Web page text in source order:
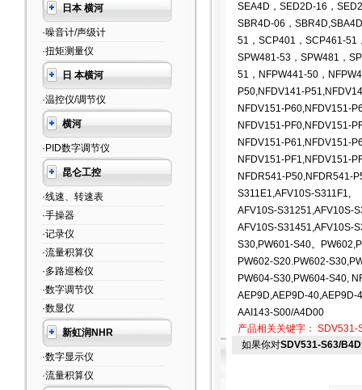
日本 横河
·噪音计/声级计
·扭矩测量仪
日 本横河
·温控仪/调节仪
横河
·PID数字调节仪
昆仑工控
·线速、转速表
·手操器
·记录仪
·流量积算仪
·多路巡检仪
·数字调节仪
·数显仪
新虹润NHR
·数字显示仪
·流量积算仪
SEA4D，SED2D-16，
SBR4D-06，
51，SCP401，SCP461-51
SPW481-53 ，SPW481，
51，NFPW441-50，
P50,NFDV141-
NFDV151-P60,NFDV151-
NFDV151-PF0,NFDV151-
NFDV151-P61,NFDV151-
NFDV151-PF1,NFDV151-
NFDR541-P50,NFDR541-
S311E1,AFV10S-S311F1,
AFV10S-S31251,AFV10S-
AFV10S-S31451,AFV10S-
S30,PW601-S40。
PW602-S20.PW602-
PW604-S30,PW604-S40,
AEP9D,AEP9D-40,AEP9D-
AAI143-S00/A4D00
产品相关关键字： SDV531-
如果你对SDV531-S63/